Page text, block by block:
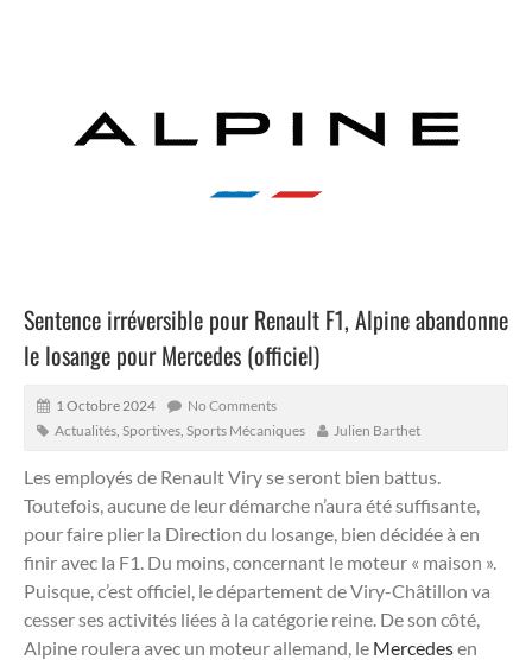
Sentence irréversible pour Renault F1, Alpine abandonne
le losange pour Mercedes (officiel)
1 Octobre 2024
No Comments
Actualités Sportives Sports Mécaniques Julien Barthet
Les employés de Renault Viry se seront bien battus.
Toutefois, aucune de leur démarche n’aura été suffisante,
pour faire plier la Direction du losange, bien décidée à en
finir avec la F1. Du moins, concernant le moteur « maison ».
Puisque, c’est officiel, le département de Viry-Châtillon va
cesser ses activités liées à la catégorie reine. De son côté,
Alpine roulera avec un moteur allemand, le Mercedesen